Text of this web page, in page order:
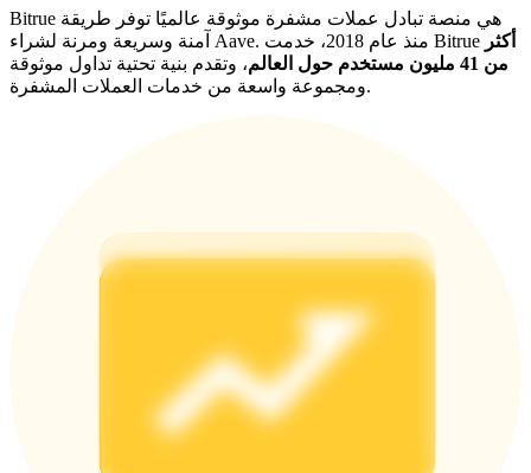
Bitrue هي منصة تبادل عملات مشفرة موثوقة عالميًا توفر طريقة
آمنة وسريعة ومرنة لشراء Aave. منذ عام 2018، خدمت Bitrue أكثر
من 41 مليون مستخدم حول العالم
، وتقدم بنية تحتية تداول موثوقة
ومجموعة واسعة من خدمات العملات المشفرة.